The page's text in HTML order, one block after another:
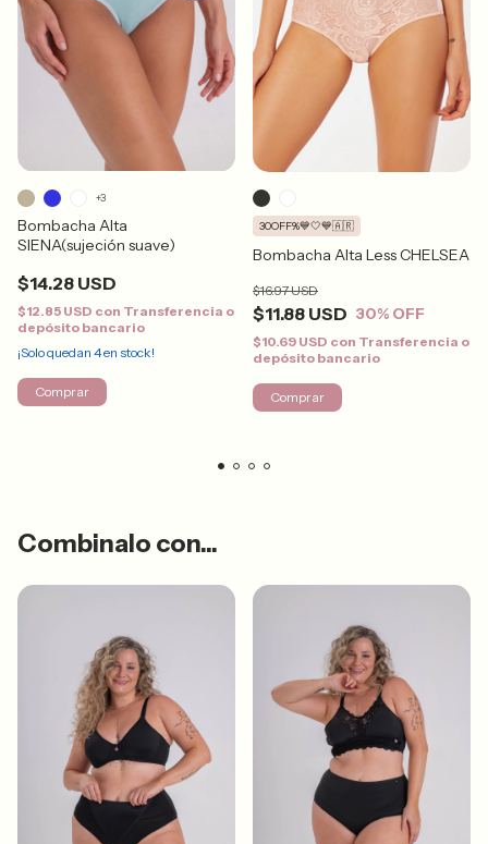
Bombacha Alta
SIENA(sujeción suave)
$14.28 USD
$12.85 USD con Transferencia o
depósito bancario
¡Solo quedan 4en stock!
+3
Comprar
Bombacha Alta Less CHELSEA
$11.88 USD
$16.97 USD
30% OFF
30OFF%💙🤍💙🇦🇷
$10.69 USD con Transferencia o
depósito bancario
Comprar
Combinalo con...